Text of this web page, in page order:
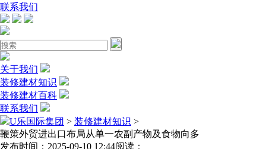
联系我们
关于我们
装修建材知识
装修建材百科
联系我们
U乐国际集团 > 装修建材知识 >
鞭策外贸进出口布局从单一农副产物及食物向多
发布时间：2025-09-10 12:44阅读：